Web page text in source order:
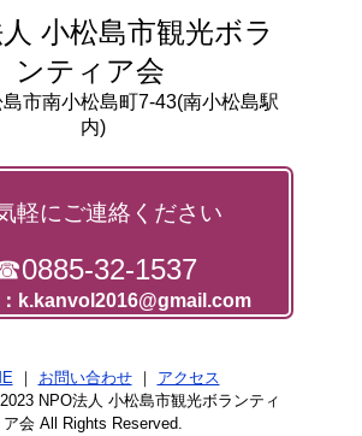
小松島市観光ボラ
ンティア会
市南小松島町7-43(南小松島駅
内)
軽にご連絡ください
32-1537
k.kanvol2016@gmail.com
｜ お問い合わせ｜ アクセス
NPO法人 小松島市観光ボランティ
ア会 All Rights Reserved.